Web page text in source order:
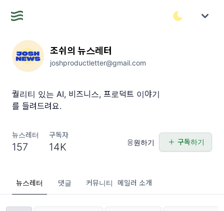
조쉬의 뉴스레터
joshproductletter@gmail.com
퀄리티 있는 AI, 비즈니스, 프로덕트 이야기
를 들려드려요.
뉴스레터
157
구독자
14K 응원하기 구독하기
뉴스레터 댓글 커뮤니티 메일러 소개